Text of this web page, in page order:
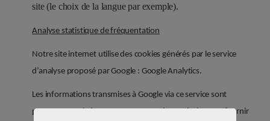
site (le choix de la langue par exemple).
Analyse statistique de fréquentation
Notre site internet utilise des cookies générés par le service
d’analyse proposé par Google : Google Analytics.
Les informations transmises à Google via ce service sont
purement statistiques et permettent à Google de nous fournir